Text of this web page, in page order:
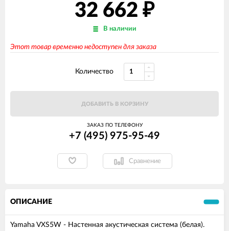
32 662 ₽
В наличии
Этот товар временно недоступен для заказа
Количество
ДОБАВИТЬ В КОРЗИНУ
ЗАКАЗ ПО ТЕЛЕФОНУ
+7 (495) 975-95-49
Сравнение
ОПИСАНИЕ
Yamaha VXS5W - Настенная акустическая система (белая).